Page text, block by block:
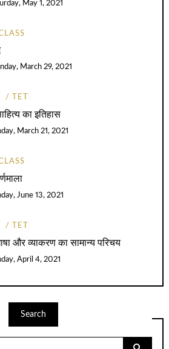
May 1, 2021
March 29, 2021
TET
का इतिहास
March 21, 2021
June 13, 2021
TET
और व्याकरण का सामान्य परिचय
April 4, 2021
Search